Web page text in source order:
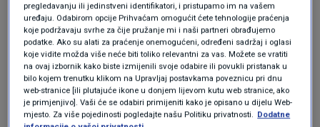
prije 2 godina
Beg
Pa dobro,pohvalno, ali kada će HEP početi vršiti
očitavanja na daljinu već ugrađenih brojila ??
Neće valjda čekati da se zamijene sva pa tek
onda ...
pregledavanju ili jedinstveni identifikatori, i pristupamo im na vašem
uređaju. Odabirom opcije Prihvaćam omogućit ćete tehnologije praćenja
koje podržavaju svrhe za čije pružanje mi i naši partneri obrađujemo
podatke. Ako su alati za praćenje onemogućeni, određeni sadržaj i oglasi
koje vidite možda više neće biti toliko relevantni za vas. Možete se vratiti
na ovaj izbornik kako biste izmijenili svoje odabire ili povukli pristanak u
bilo kojem trenutku klikom na Upravljaj postavkama poveznicu pri dnu
web-stranice [ili plutajuće ikone u donjem lijevom kutu web stranice, ako
je primjenjivo]. Vaši će se odabiri primijeniti kako je opisano u dijelu Web-
mjesto. Za više pojedinosti pogledajte našu Politiku privatnosti. Dodatne